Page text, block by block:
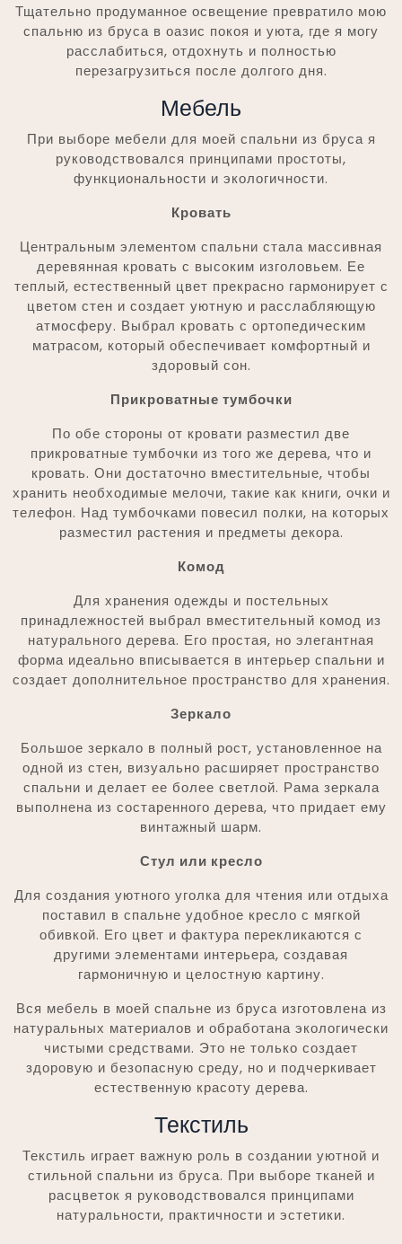
Тщательно продуманное освещение превратило мою
спальню из бруса в оазис покоя и уюта, где я могу
расслабиться, отдохнуть и полностью
перезагрузиться после долгого дня.
Мебель
При выборе мебели для моей спальни из бруса я
руководствовался принципами простоты,
функциональности и экологичности.
Кровать
Центральным элементом спальни стала массивная
деревянная кровать с высоким изголовьем. Ее
теплый, естественный цвет прекрасно гармонирует с
цветом стен и создает уютную и расслабляющую
атмосферу. Выбрал кровать с ортопедическим
матрасом, который обеспечивает комфортный и
здоровый сон.
Прикроватные тумбочки
По обе стороны от кровати разместил две
прикроватные тумбочки из того же дерева, что и
кровать. Они достаточно вместительные, чтобы
хранить необходимые мелочи, такие как книги, очки и
телефон. Над тумбочками повесил полки, на которых
разместил растения и предметы декора.
Комод
Для хранения одежды и постельных
принадлежностей выбрал вместительный комод из
натурального дерева. Его простая, но элегантная
форма идеально вписывается в интерьер спальни и
создает дополнительное пространство для хранения.
Зеркало
Большое зеркало в полный рост, установленное на
одной из стен, визуально расширяет пространство
спальни и делает ее более светлой. Рама зеркала
выполнена из состаренного дерева, что придает ему
винтажный шарм.
Стул или кресло
Для создания уютного уголка для чтения или отдыха
поставил в спальне удобное кресло с мягкой
обивкой. Его цвет и фактура перекликаются с
другими элементами интерьера, создавая
гармоничную и целостную картину.
Вся мебель в моей спальне из бруса изготовлена из
натуральных материалов и обработана экологически
чистыми средствами. Это не только создает
здоровую и безопасную среду, но и подчеркивает
естественную красоту дерева.
Текстиль
Текстиль играет важную роль в создании уютной и
стильной спальни из бруса. При выборе тканей и
расцветок я руководствовался принципами
натуральности, практичности и эстетики.